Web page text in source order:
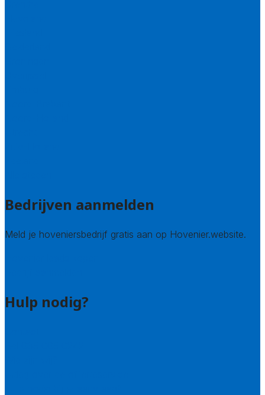
Bedrijven aanmelden
Meld je hoveniersbedrijf gratis aan op Hovenier.website.
Hulp nodig?